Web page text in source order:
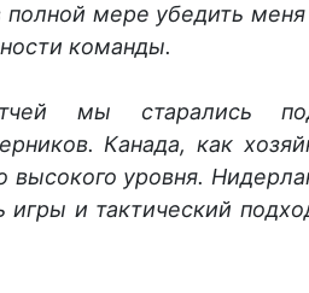
полной мере убедить
команды.
мы старались
Канада, как
высокого уровня.
и тактический